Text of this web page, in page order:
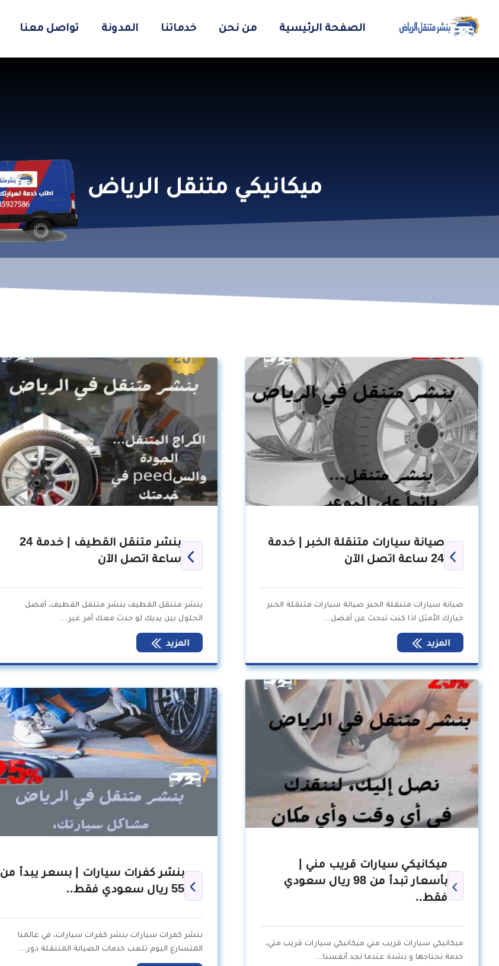
الصفحة الرئيسية من نحن خدماتنا المدونة تواصل معنا
ميكانيكي متنقل الرياض
صيانة سيارات متنقلة الخبر | خدمة
24 ساعة اتصل الآن
صيانة سيارات متنقلة الخبر صيانة سيارات متنقلة الخبر
خيارك الأمثل اذا كنت تبحث عن أفضل…
المزيد
بنشر متنقل القطيف | خدمة 24
ساعة اتصل الآن
بنشر متنقل القطيف بنشر متنقل القطيف، أفضل
الحلول بين يديك لو حدث معك أمر غير…
المزيد
ميكانيكي سيارات قريب مني |
بأسعار تبدأ من 98 ريال سعودي
فقط..
ميكانيكي سيارات قريب مني ميكانيكي سيارات قريب مني،
خدمة نحتاجها و بشدة عندما نجد أنفسنا…
بنشر كفرات سيارات | بسعر يبدأ من
55 ريال سعودي فقط..
بنشر كفرات سيارات بنشر كفرات سيارات، في عالمنا
المتسارع اليوم تلعب خدمات الصيانة المتنقلة دور…